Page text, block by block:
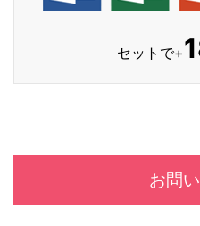
セットで+
お問